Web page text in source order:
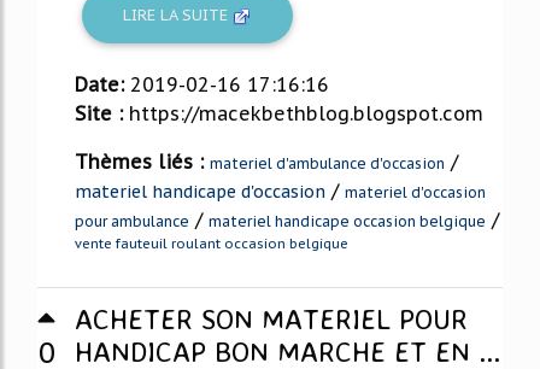
LIRE LA SUITE
Date: 2019-02-16 17:16:16
Site : https://macekbethblog.blogspot.com
Thèmes liés : materiel d'ambulance d'occasion /
materiel handicape d'occasion / materiel d'occasion
pour ambulance / materiel handicape occasion belgique /
vente fauteuil roulant occasion belgique
0
ACHETER SON MATERIEL POUR
HANDICAP BON MARCHE ET EN ...